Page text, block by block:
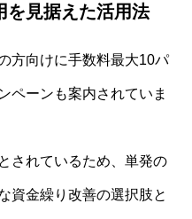
を見据えた活用法
方向けに手数料最大10パ
ペーンも案内されていま
されているため、単発の
資金繰り改善の選択肢と